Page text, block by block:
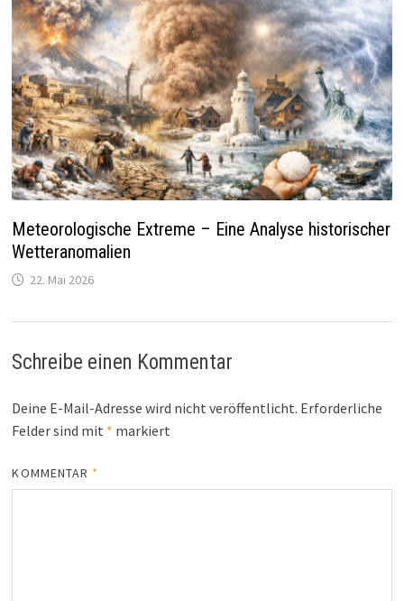
Meteorologische Extreme – Eine Analyse historischer
Wetteranomalien
22. Mai 2026
Schreibe einen Kommentar
Deine E-Mail-Adresse wird nicht veröffentlicht. Erforderliche
Felder sind mit * markiert
KOMMENTAR *